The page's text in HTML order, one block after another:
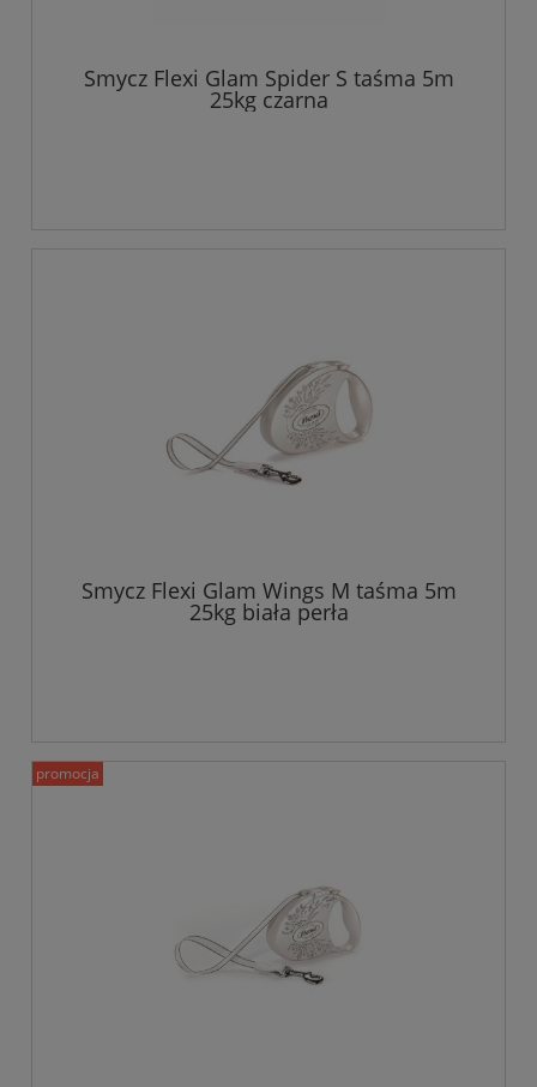
Smycz Flexi Glam Spider S taśma 5m
25kg czarna
Smycz Flexi Glam Wings M taśma 5m
25kg biała perła
promocja